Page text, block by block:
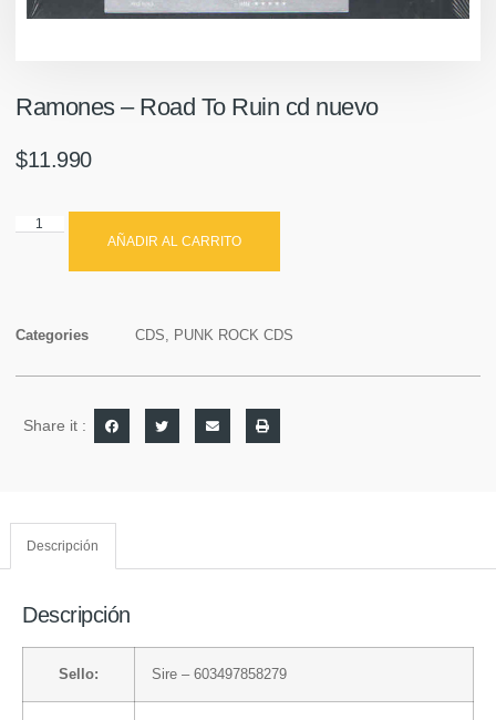
Ramones – Road To Ruin cd nuevo
$11.990
AÑADIR AL CARRITO
Categories CDS, PUNK ROCK CDS
Share it :
Descripción
Descripción
Sello: Sire – 603497858279